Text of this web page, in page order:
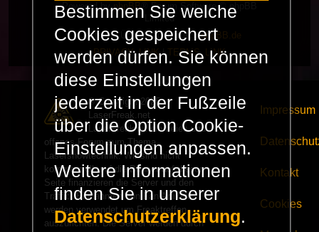
Powered byphpBB® Forum Software © phpBB
Limited
Deutsche Übersetzung durchphpBB.de
PRIVACY_LINK|TERMS_LINK
© Copyright 2025 -
LaserFreak.net
LaserFreak ist ein freies und
offenes Forum zum Thema
Lasershowtechnik. Wir sind nicht
kommerziell und die Banner auf dieser
Seite finanzieren die Server und den
Traffic. Einnahmen von Fan Artikeln
werden verwendet um Freaktreffen
auszurichten. Die Server werden durch
Impressum
Kontakt
Cookies
Bestimmen Sie welche
Cookies gespeichert
werden dürfen. Sie können
diese Einstellungen
jederzeit in der Fußzeile
über die Option Cookie-
Einstellungen anpassen.
Weitere Informationen
finden Sie in unserer
Datenschutzerklärung.